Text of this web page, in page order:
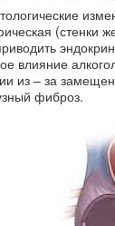
влияние
из – за
фиброз.